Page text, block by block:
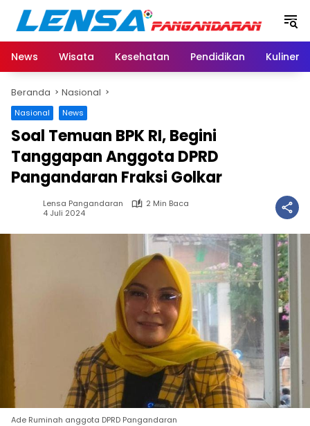
Langsung
konten
News
Wisata Kesehatan Pendidikan Kuliner
Beranda Nasional
Nasional News
Soal Temuan BPK RI, Begini
Tanggapan Anggota DPRD
Pangandaran Fraksi Golkar
Lensa Pangandaran
2 Min Baca
4 Juli 2024
Ade Ruminah anggota DPRD Pangandaran